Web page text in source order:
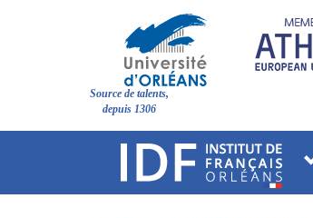
Site
Source de talents,
depuis 1306
Université
Block